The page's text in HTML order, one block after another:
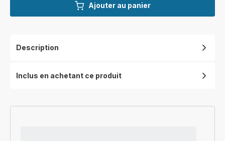
Ajouter au panier
Description
Inclus en achetant ce produit